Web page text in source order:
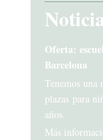
Oferta:
Barcelona
Tenemos una
plazas para
años.
Más